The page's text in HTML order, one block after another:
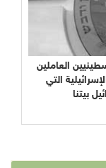
العاملين
التي